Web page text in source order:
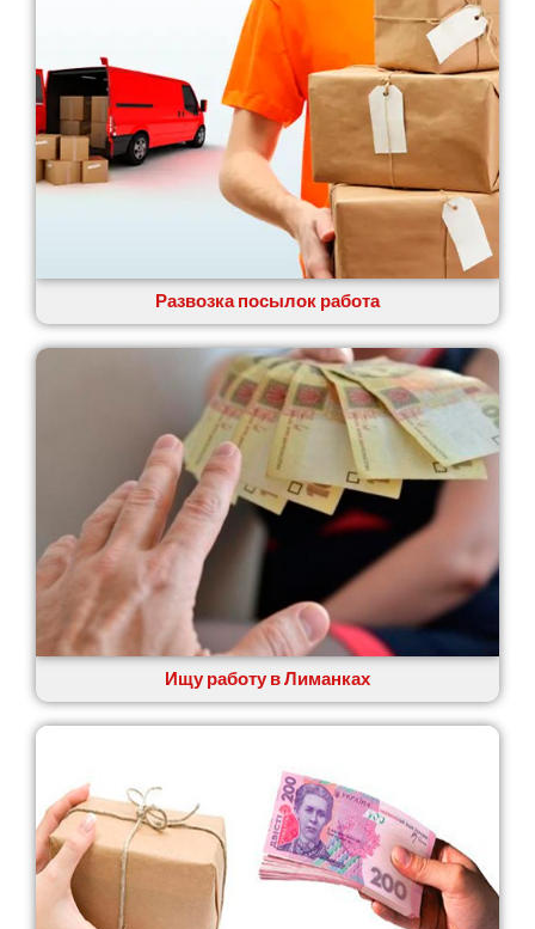
Пятихатки
Раздельная
Рени
Решетиловка
Ромны
Счастливое
Шепетовка
Шостка
Шпола
Слобожанское
Софиевская Борщаговка
Сокольники
Солоницевка
Староконстантинов
Старые Петровцы
Стебник
Стоянка
Стрый
Светловодск
Святопетровское
Тальное
Тарасовка
Тернополь
Терновка
Развозка посылок работа
Ищу работу в Лиманках